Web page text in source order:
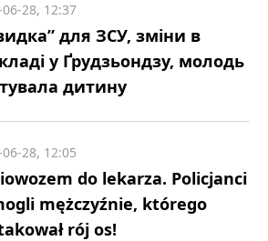
для ЗСУ, зміни в
у Ґрудзьондзу, молодь
дитину
28, 12:37
do lekarza. Policjanci
mężczyźnie, którego
rój os!
28, 12:05